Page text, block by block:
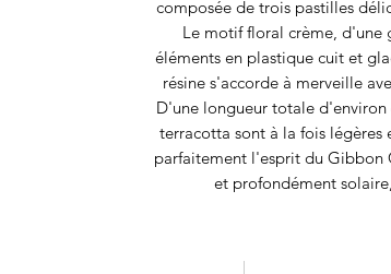
composée de trois pastilles
Le motif floral crème, d'une
éléments en plastique cuit et
résine s'accorde à merveille
D'une longueur totale
terracotta sont à la fois légères
parfaitement l'esprit du Gibbon
et profondément